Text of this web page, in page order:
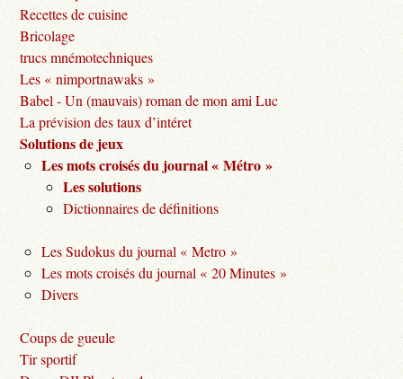
Recettes de cuisine
Bricolage
trucs mnémotechniques
Les « nimportnawaks »
Babel - Un (mauvais) roman de mon ami Luc
La prévision des taux d’intéret
Solutions de jeux
Les mots croisés du journal « Métro »
Les solutions
Dictionnaires de définitions
Les Sudokus du journal « Metro »
Les mots croisés du journal « 20 Minutes »
Divers
Coups de gueule
Tir sportif